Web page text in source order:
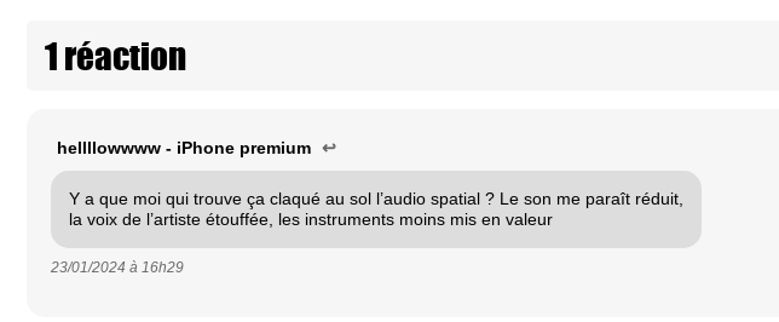
1 réaction
hellllowwww - iPhone premium ↩
Y a que moi qui trouve ça claqué au sol l’audio spatial ? Le son me paraît réduit,
la voix de l’artiste étouffée, les instruments moins mis en valeur
23/01/2024 à 16h29